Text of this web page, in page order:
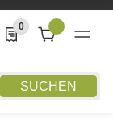
SUCHEN
0
0 Produkte in der